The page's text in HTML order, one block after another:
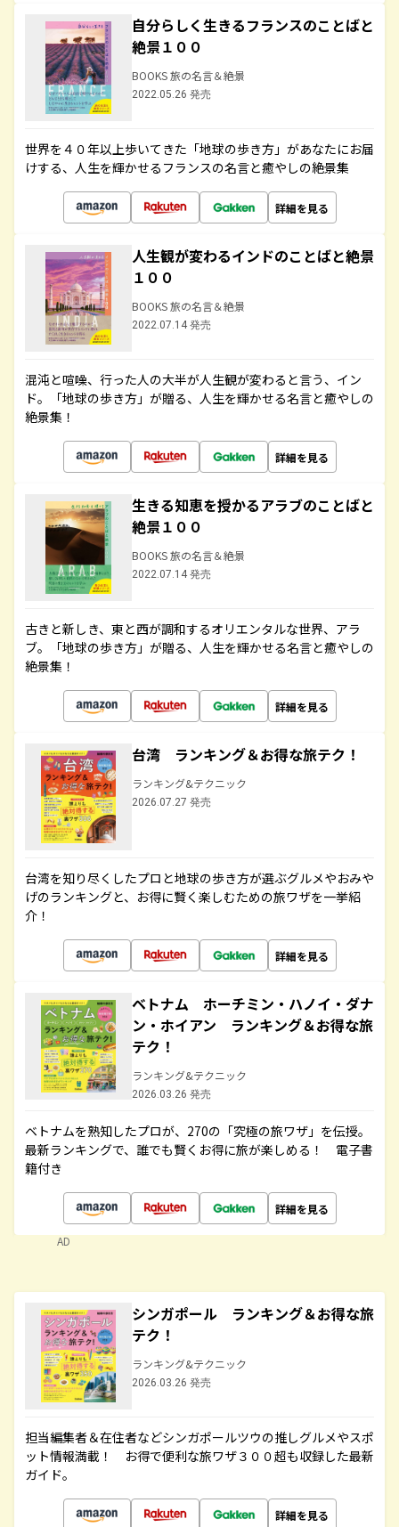
自分らしく生きるフランスのことばと
絶景１００
BOOKS 旅の名言＆絶景
2022.05.26 発売
世界を４０年以上歩いてきた「地球の歩き方」があなたにお届
けする、人生を輝かせるフランスの名言と癒やしの絶景集
詳細を見る
人生観が変わるインドのことばと絶景
１００
BOOKS 旅の名言＆絶景
2022.07.14 発売
混沌と喧噪、行った人の大半が人生観が変わると言う、イン
ド。「地球の歩き方」が贈る、人生を輝かせる名言と癒やしの
絶景集！
詳細を見る
生きる知恵を授かるアラブのことばと
絶景１００
BOOKS 旅の名言＆絶景
2022.07.14 発売
古きと新しき、東と西が調和するオリエンタルな世界、アラ
ブ。「地球の歩き方」が贈る、人生を輝かせる名言と癒やしの
絶景集！
詳細を見る
台湾 ランキング＆お得な旅テク！
ランキング&テクニック
2026.07.27 発売
台湾を知り尽くしたプロと地球の歩き方が選ぶグルメやおみや
げのランキングと、お得に賢く楽しむための旅ワザを一挙紹
介！
詳細を見る
ベトナム ホーチミン・ハノイ・ダナ
ン・ホイアン ランキング＆お得な旅
テク！
ランキング&テクニック
2026.03.26 発売
ベトナムを熟知したプロが、270の「究極の旅ワザ」を伝授。
最新ランキングで、誰でも賢くお得に旅が楽しめる！ 電子書
籍付き
詳細を見る
AD
シンガポール ランキング＆お得な旅
テク！
ランキング&テクニック
2026.03.26 発売
担当編集者＆在住者などシンガポールツウの推しグルメやスポ
ット情報満載！ お得で便利な旅ワザ３００超も収録した最新
ガイド。
詳細を見る